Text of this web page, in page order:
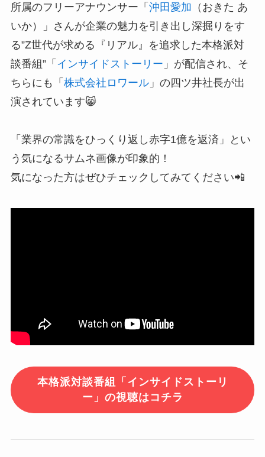
所属のフリーアナウンサー「 沖田愛加 （おきた あ
いか）」さんが企業の魅力を引き出し深掘りをす
る”Z世代が求める『リアル』を追求した本格派対
談番組”「 インサイドストーリー 」が配信され、そ
ちらにも「 株式会社ロワール」の四ツ井社長が出
演されています😸
「業界の常識をひっくり返し赤字1億を返済」とい
う気になるサムネ画像が印象的！
気になった方はぜひチェックしてみてください📲
本格派対談番組「インサイドストーリ
ー」の視聴はコチラ